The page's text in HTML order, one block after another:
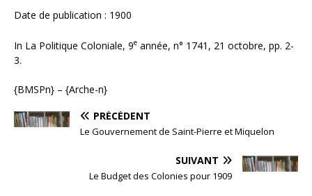
Date de publication : 1900
In La Politique Coloniale, 9e année, n° 1741, 21 octobre, pp. 2-
3.
{BMSPn} – {Arche-n}
PRÉCÉDENT
Le Gouvernement de Saint-Pierre et Miquelon
SUIVANT
Le Budget des Colonies pour 1909